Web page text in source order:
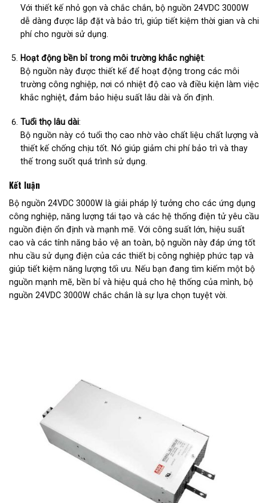
Với thiết kế nhỏ gọn và chắc chắn, bộ nguồn 24VDC 3000W
dễ dàng được lắp đặt và bảo trì, giúp tiết kiệm thời gian và chi
phí cho người sử dụng.
Hoạt động bền bỉ trong môi trường khắc nghiệt:
Bộ nguồn này được thiết kế để hoạt động trong các môi
trường công nghiệp, nơi có nhiệt độ cao và điều kiện làm việc
khắc nghiệt, đảm bảo hiệu suất lâu dài và ổn định.
Tuổi thọ lâu dài:
Bộ nguồn này có tuổi thọ cao nhờ vào chất liệu chất lượng và
thiết kế chống chịu tốt. Nó giúp giảm chi phí bảo trì và thay
thế trong suốt quá trình sử dụng.
Kết luận
Bộ nguồn 24VDC 3000W là giải pháp lý tưởng cho các ứng dụng
công nghiệp, năng lượng tái tạo và các hệ thống điện tử yêu cầu
nguồn điện ổn định và mạnh mẽ. Với công suất lớn, hiệu suất
cao và các tính năng bảo vệ an toàn, bộ nguồn này đáp ứng tốt
nhu cầu sử dụng điện của các thiết bị công nghiệp phức tạp và
giúp tiết kiệm năng lượng tối ưu. Nếu bạn đang tìm kiếm một bộ
nguồn mạnh mẽ, bền bỉ và hiệu quả cho hệ thống của mình, bộ
nguồn 24VDC 3000W chắc chắn là sự lựa chọn tuyệt vời.